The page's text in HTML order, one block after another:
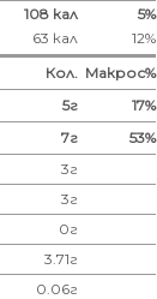
108 кал
5%
63 кал
12%
Кол. Макрос%
5г
17%
7г
53%
3г
3г
0г
3.71г
0.06г